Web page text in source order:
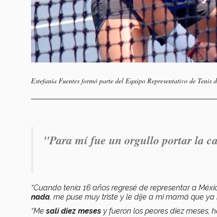
Estefanía Fuentes formó parte del Equipo Representativo de Tenis
"Para mí fue un orgullo portar la
“Cuando tenía 16 años regresé de representar a
nada, me puse muy triste y le dije a mi mamá que
“Mesalí diez meses y fueron los peores diez meses,